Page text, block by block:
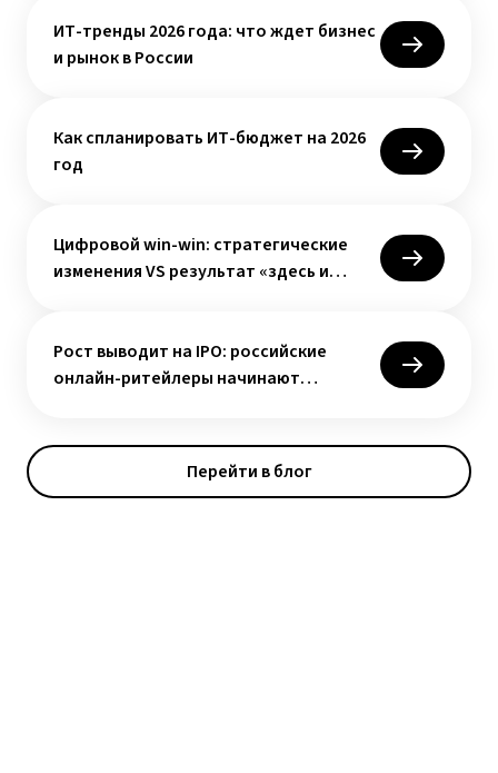
ИТ-тренды 2026 года: что ждет бизнес
и рынок в России
Как спланировать ИТ-бюджет на 2026
год
Цифровой win-win: стратегические
изменения VS результат «здесь и
Рост выводит на IPO: российские
онлайн-ритейлеры начинают
Перейти в блог